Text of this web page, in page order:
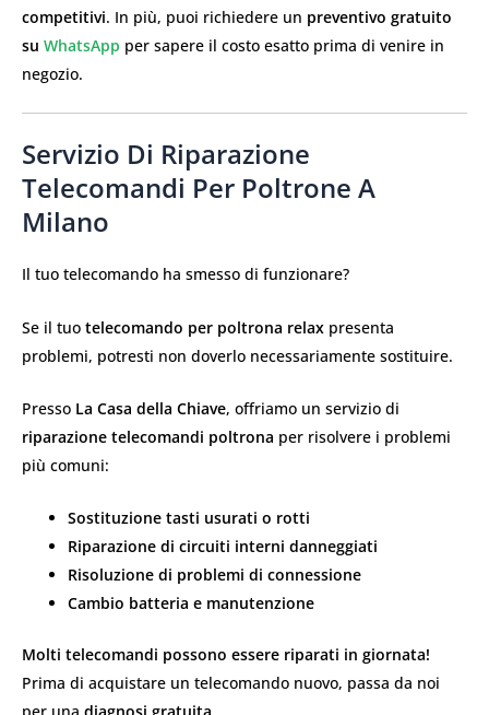
competitivi. In più, puoi richiedere un preventivo gratuito
su WhatsApp per sapere il costo esatto prima di venire in
negozio.
Servizio Di Riparazione
Telecomandi Per Poltrone A
Milano
Il tuo telecomando ha smesso di funzionare?
Se il tuo telecomando per poltrona relax presenta
problemi, potresti non doverlo necessariamente sostituire.
Presso La Casa della Chiave, offriamo un servizio di
riparazione telecomandi poltrona per risolvere i problemi
più comuni:
Sostituzione tasti usurati o rotti
Riparazione di circuiti interni danneggiati
Risoluzione di problemi di connessione
Cambio batteria e manutenzione
Molti telecomandi possono essere riparati in giornata!
Prima di acquistare un telecomando nuovo, passa da noi